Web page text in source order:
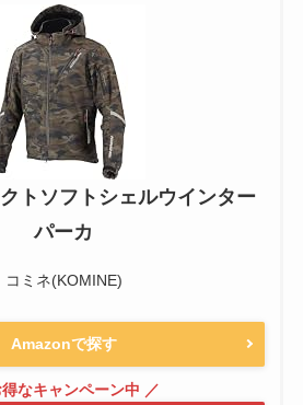
トソフトシェルウインター
パーカ
コミネ(KOMINE)
Amazonで探す